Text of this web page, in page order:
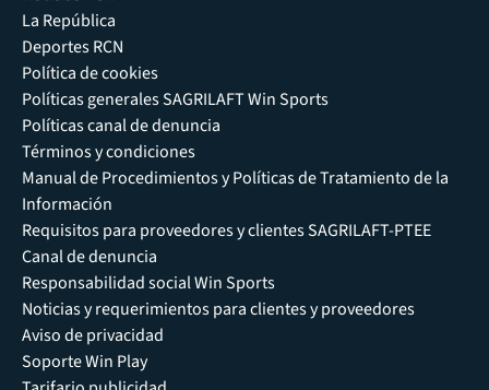
La República
Deportes RCN
Política de cookies
Políticas generales SAGRILAFT Win Sports
Políticas canal de denuncia
Términos y condiciones
Manual de Procedimientos y Políticas de Tratamiento de la
Información
Requisitos para proveedores y clientes SAGRILAFT-PTEE
Canal de denuncia
Responsabilidad social Win Sports
Noticias y requerimientos para clientes y proveedores
Aviso de privacidad
Soporte Win Play